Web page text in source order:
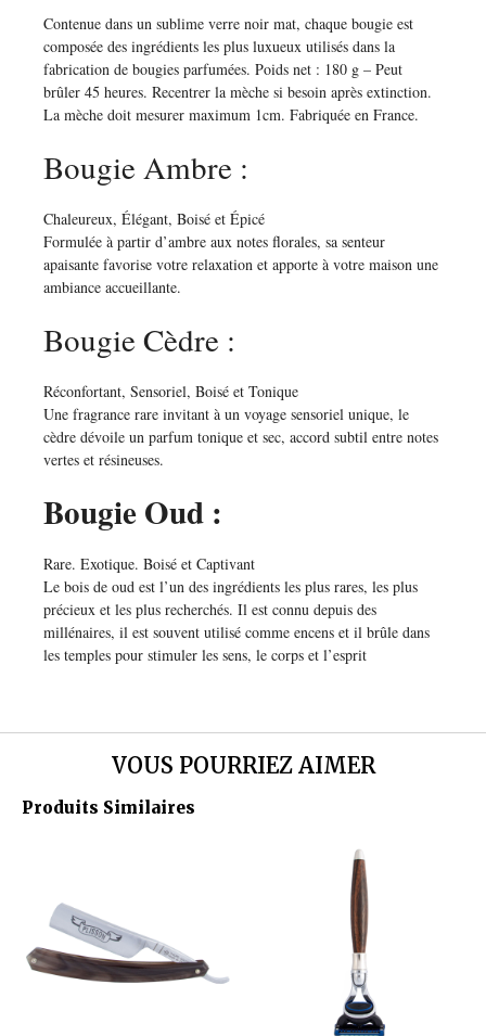
Contenue dans un sublime verre noir mat, chaque bougie est
composée des ingrédients les plus luxueux utilisés dans la
fabrication de bougies parfumées. Poids net : 180 g – Peut
brûler 45 heures. Recentrer la mèche si besoin après extinction.
La mèche doit mesurer maximum 1cm. Fabriquée en France.
Bougie Ambre :
Chaleureux, Élégant, Boisé et Épicé
Formulée à partir d’ambre aux notes florales, sa senteur
apaisante favorise votre relaxation et apporte à votre maison une
ambiance accueillante.
Bougie Cèdre :
Réconfortant, Sensoriel, Boisé et Tonique
Une fragrance rare invitant à un voyage sensoriel unique, le
cèdre dévoile un parfum tonique et sec, accord subtil entre notes
vertes et résineuses.
Bougie Oud :
Rare. Exotique. Boisé et Captivant
Le bois de oud est l’un des ingrédients les plus rares, les plus
précieux et les plus recherchés. Il est connu depuis des
millénaires, il est souvent utilisé comme encens et il brûle dans
les temples pour stimuler les sens, le corps et l’esprit
VOUS POURRIEZ AIMER
Produits Similaires